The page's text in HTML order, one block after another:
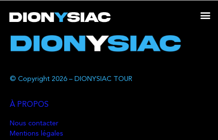
© Copyright 2026 – DIONYSIAC TOUR
À PROPOS
Nous contacter
Mentions légales